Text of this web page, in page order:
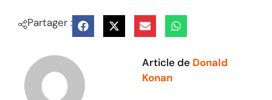
Partager :
Article de Donald
Konan